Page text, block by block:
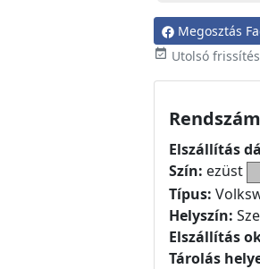
Megosztás
event_available Utolsó
Elszállítás
Szín: ezüst
Típus:
Helyszín:
Elszállítás
Tárolás